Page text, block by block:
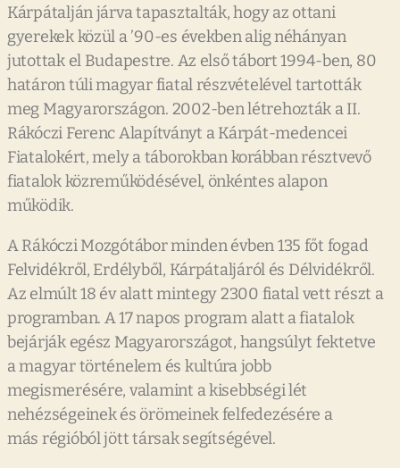
Kárpátalján járva tapasztalták, hogy az ottani
gyerekek közül a ’90-es években alig néhányan
jutottak el Budapestre. Az első tábort 1994-ben, 80
határon túli magyar fiatal részvételével tartották
meg Magyarországon. 2002-ben létrehozták a II.
Rákóczi Ferenc Alapítványt a Kárpát-medencei
Fiatalokért, mely a táborokban korábban résztvevő
fiatalok közreműködésével, önkéntes alapon
működik.
A Rákóczi Mozgótábor minden évben 135 főt fogad
Felvidékről, Erdélyből, Kárpátaljáról és Délvidékről.
Az elmúlt 18 év alatt mintegy 2300 fiatal vett részt a
programban. A 17 napos program alatt a fiatalok
bejárják egész Magyarországot, hangsúlyt fektetve
a magyar történelem és kultúra jobb
megismerésére, valamint a kisebbségi lét
nehézségeinek és örömeinek felfedezésére a
más régióból jött társak segítségével.